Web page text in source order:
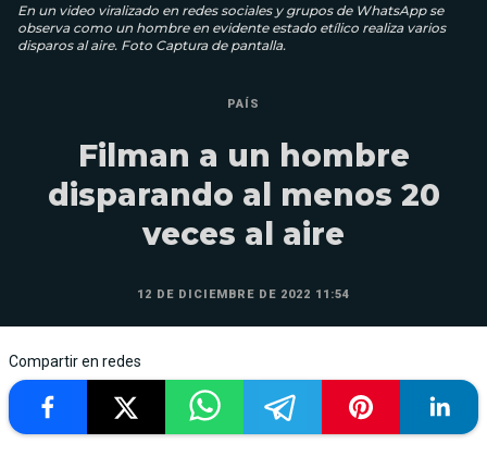
En un video viralizado en redes sociales y grupos de WhatsApp se
observa como un hombre en evidente estado etílico realiza varios
disparos al aire. Foto Captura de pantalla.
PAÍS
Filman a un hombre
disparando al menos 20
veces al aire
12 DE DICIEMBRE DE 2022 11:54
Compartir en redes